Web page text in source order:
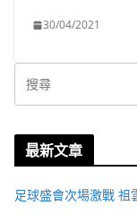
30/04/2021
最新文章
足球盛會次場激戰 祖